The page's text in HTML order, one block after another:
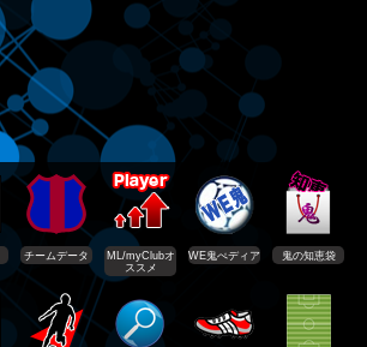
チームデータ
ML/myClubオ
ススメ
WE鬼ぺディア 鬼の知恵袋